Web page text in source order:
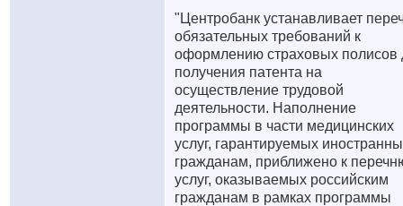
"Центробанк устанавливает
обязательных требований к
оформлению страховых полисов
получения патента на
осуществление трудовой
деятельности. Наполнение
программы в части медицинских
услуг, гарантируемых
гражданам, приближено к
услуг, оказываемых российским
гражданам в рамках программы